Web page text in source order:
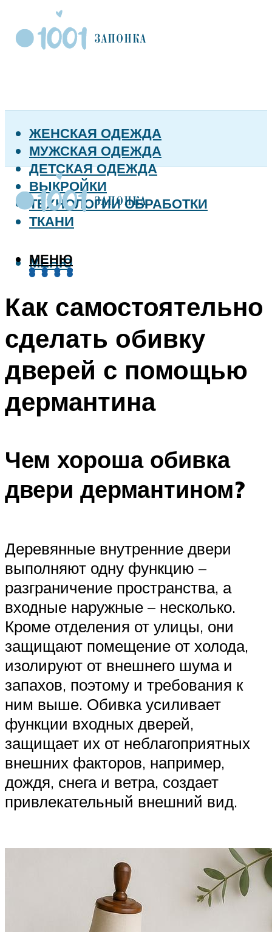
ЖЕНСКАЯ ОДЕЖДА
МУЖСКАЯ ОДЕЖДА
ДЕТСКАЯ ОДЕЖДА
ВЫКРОЙКИ
ТЕХНОЛОГИИ ОБРАБОТКИ
ТКАНИ
МЕНЮ
МЕНЮ
Как самостоятельно
сделать обивку
дверей с помощью
дермантина
Чем хороша обивка
двери дермантином?
Деревянные внутренние двери
выполняют одну функцию –
разграничение пространства, а
входные наружные – несколько.
Кроме отделения от улицы, они
защищают помещение от холода,
изолируют от внешнего шума и
запахов, поэтому и требования к
ним выше. Обивка усиливает
функции входных дверей,
защищает их от неблагоприятных
внешних факторов, например,
дождя, снега и ветра, создает
привлекательный внешний вид.